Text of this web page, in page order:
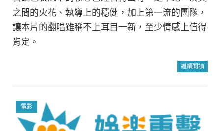
之間的火花、執導上的穩健，加上第一流的團隊，
讓本片的翻唱雖稱不上耳目一新，至少情感上值得
肯定。
繼續閱讀
電影